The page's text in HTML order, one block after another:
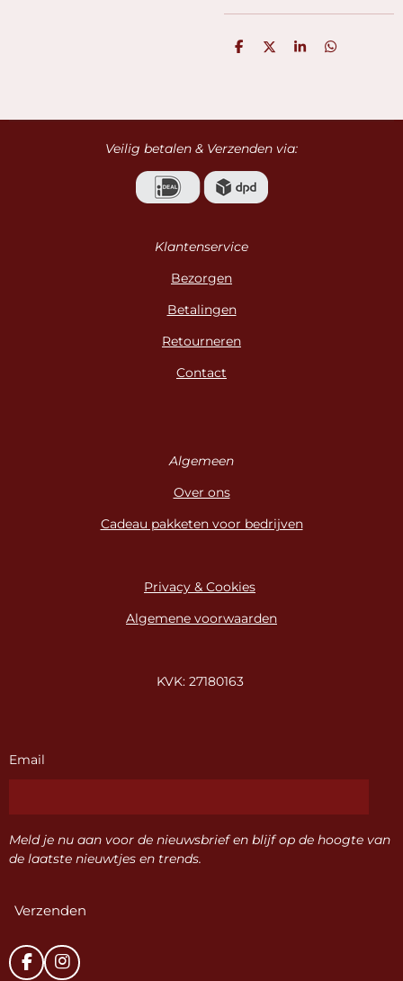
D
D
S
D
Veilig betalen & Verzenden via:
Klantenservice
Bezorgen
Betalingen
Retourneren
Contact
Algemeen
Over ons
Cadeau pakketen voor bedrijven
Privacy & Cookies
Algemene voorwaarden
KVK: 27180163
Email
Meld je nu aan voor de nieuwsbrief en blijf op de hoogte van
de laatste nieuwtjes en trends.
Verzenden
F
I